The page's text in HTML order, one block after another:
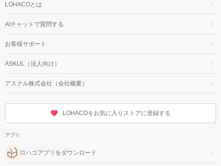
LOHACOとは
AIチャットで質問する
お客様サポート
ASKUL（法人向け）
アスクル株式会社（会社概要）
LOHACOをお気に入りストアに登録する
アプリ
ロハコアプリをダウンロード